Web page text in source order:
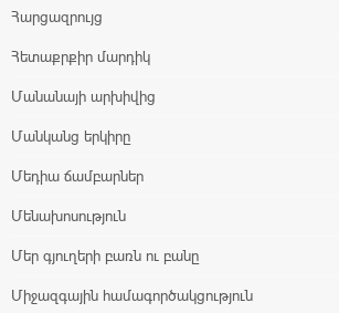
Հարցազրույց
Հետաքրքիր մարդիկ
Մանանայի արխիվից
Մանկանց երկիրը
Մեդիա ճամբարներ
Մենախոսություն
Մեր գյուղերի բառն ու բանը
Միջազգային համագործակցություն